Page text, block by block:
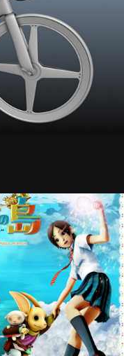
Magic Mirror